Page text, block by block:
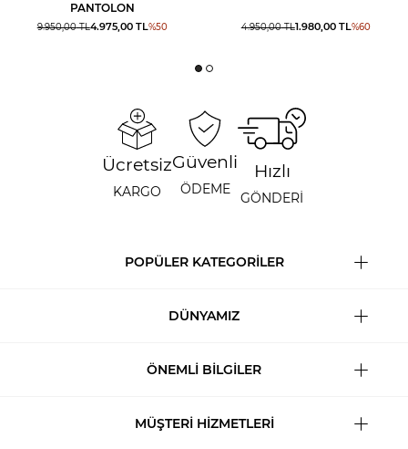
PANTOLON
9.950,00TL4.975,00TL%50 4.950,00TL1.980,00TL%60
Ücretsiz
KARGO
Güvenli
ÖDEME
Hızlı
GÖNDERİ
POPÜLER KATEGORİLER
DÜNYAMIZ
ÖNEMLİ BİLGİLER
MÜŞTERİ HİZMETLERİ